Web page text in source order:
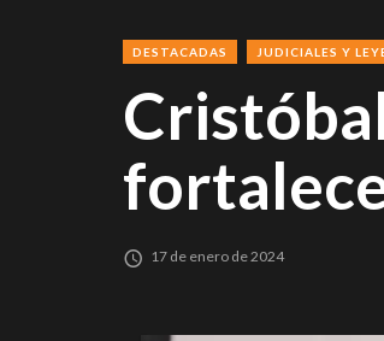
DESTACADAS JUDICIALES Y
17 de enero de 2024